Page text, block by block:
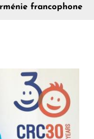
francophone